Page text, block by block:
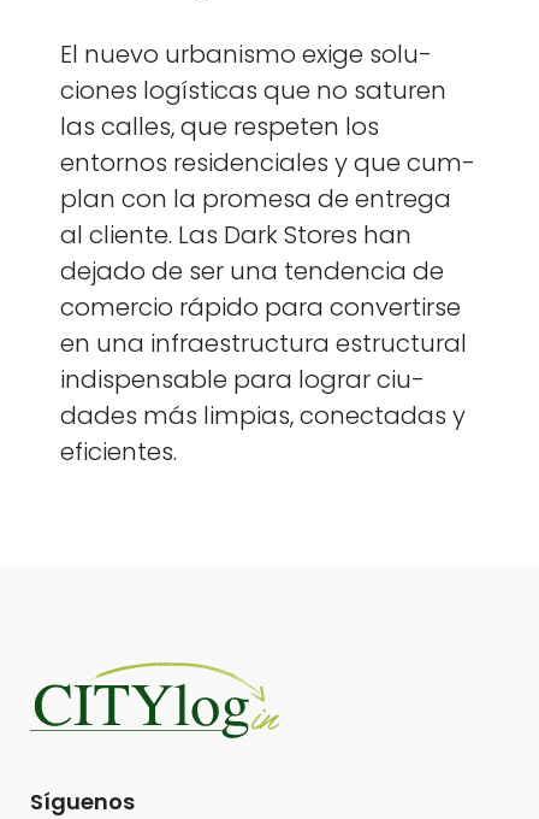
El nue­vo urban­is­mo exige solu­
ciones logís­ti­cas que no sat­uren
las calles, que respe­ten los
entornos res­i­den­ciales y que cum­
plan con la prome­sa de entre­ga
al cliente. Las Dark Stores han
deja­do de ser una ten­den­cia de
com­er­cio rápi­do para con­ver­tirse
en una infraestruc­tura estruc­tur­al
indis­pens­able para lograr ciu­
dades más limpias, conec­tadas y
efi­cientes.
Síguenos